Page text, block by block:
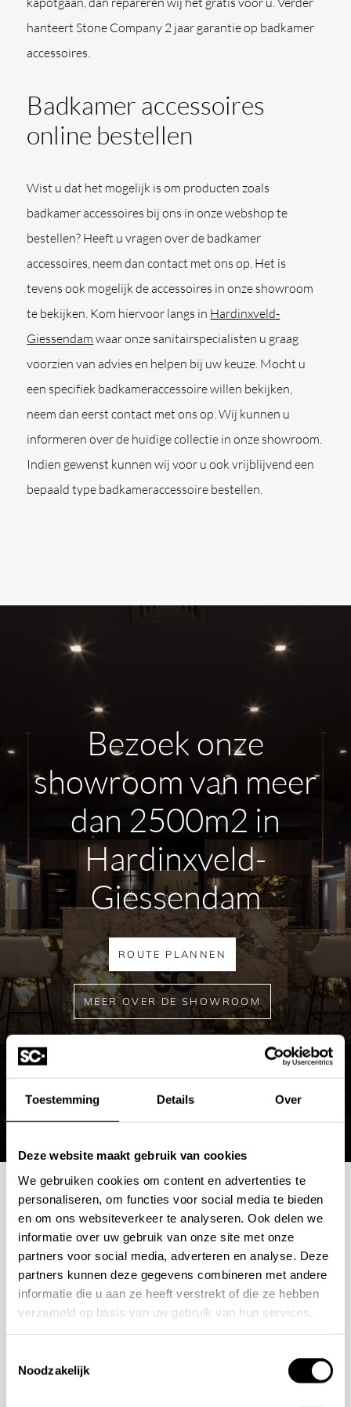
Toestemming Details Over
Deze website maakt gebruik van cookies
We gebruiken cookies om content en advertenties te
personaliseren, om functies voor social media te bieden
en om ons websiteverkeer te analyseren. Ook delen we
informatie over uw gebruik van onze site met onze
partners voor social media, adverteren en analyse. Deze
partners kunnen deze gegevens combineren met andere
informatie die u aan ze heeft verstrekt of die ze hebben
verzameld op basis van uw gebruik van hun services.
Noodzakelijk
hanteert Stone Company 2 jaar garantie op badkamer
accessoires.
Badkamer accessoires
online bestellen
Wist u dat het mogelijk is om producten zoals
badkamer accessoires bij ons in onze webshop te
bestellen? Heeft u vragen over de badkamer
accessoires, neem dan contact met ons op. Het is
tevens ook mogelijk de accessoires in onze showroom
te bekijken. Kom hiervoor langs in Hardinxveld-
Giessendam waar onze sanitairspecialisten u graag
voorzien van advies en helpen bij uw keuze. Mocht u
een specifiek badkameraccessoire willen bekijken,
neem dan eerst contact met ons op. Wij kunnen u
informeren over de huidige collectie in onze showroom.
Indien gewenst kunnen wij voor u ook vrijblijvend een
bepaald type badkameraccessoire bestellen.
Bezoek onze
showroom van meer
dan 2500m2 in
Hardinxveld-
Giessendam
ROUTE PLANNEN
MEER OVER DE SHOWROOM
Mogelijkheden
bespreken?
Wilt u ook iedere dag genieten van een luxe badkamer?
Neem contact met ons op voor een intake gesprek.